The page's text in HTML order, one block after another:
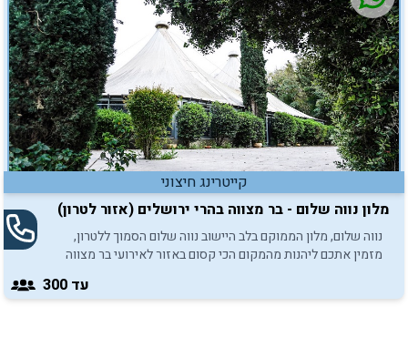
קייטרינג חיצוני
מלון נווה שלום - בר מצווה בהרי ירושלים (אזור לטרון)
נווה שלום, מלון הממוקם בלב היישוב נווה שלום הסמוך ללטרון,
מזמין אתכם ליהנות מהמקום הכי קסום באזור לאירועי בר מצווה
עד 300